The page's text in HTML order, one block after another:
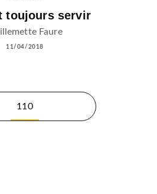
toujours servir
Faure
11/04/2018
110